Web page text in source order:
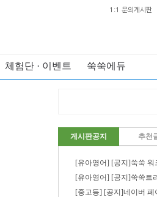
1:1 문의게시판
체험단 · 이벤트 쑥쑥에듀
게시판공지 추천
[유아영어] [공지]쑥쑥 워
[유아영어] [공지]쑥쑥트
[중고등] [공지]네이버 페